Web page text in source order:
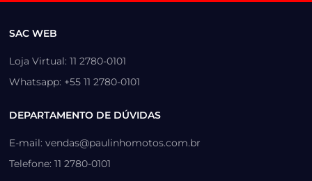
SAC WEB
Loja Virtual: 11 2780-0101
Whatsapp: +55 11 2780-0101
DEPARTAMENTO DE DÚVIDAS
E-mail: vendas@paulinhomotos.com.br
Telefone: 11 2780-0101